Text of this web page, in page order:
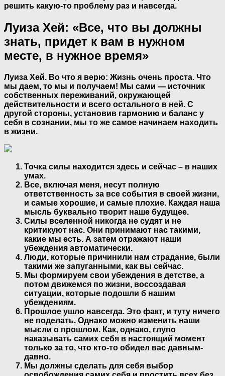
решить какую-то проблему раз и навсегда.
Луиза Хей: «Все, что вы должны
знать, придет к вам в нужном
месте, в нужное время»
Луиза Хей. Во что я верю: Жизнь очень проста. Что
мы даем, то мы и получаем! Мы сами — источник
собственных переживаний, окружающей
действительности и всего остального в ней. С
другой стороны, установив гармонию и баланс у
себя в сознании, мы то же самое начинаем находить
в жизни.
Точка силы находится здесь и сейчас – в наших
умах.
Все, включая меня, несут полную
ответственность за все события в своей жизни,
и самые хорошие, и самые плохие. Каждая наша
мысль буквально творит наше будущее.
Силы вселенной никогда не судят и не
критикуют нас. Они принимают нас такими,
какие мы есть. А затем отражают наши
убеждения автоматически.
Люди, которые причинили нам страдание, были
такими же запуганными, как вы сейчас.
Мы формируем свои убеждения в детстве, а
потом движемся по жизни, воссоздавая
ситуации, которые подошли б нашим
убеждениям.
Прошлое ушло навсегда. Это факт, и туту ничего
не поделать. Однако можно изменить наши
мысли о прошлом. Как, однако, глупо
наказывать самих себя в настоящий момент
только за то, что кто-то обидел вас давным-
давно.
Мы должны сделать для себя выбор